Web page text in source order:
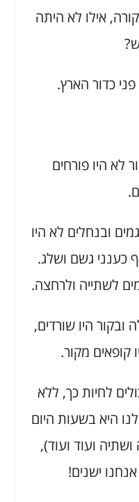
אילו לא היתה
כדור הארץ.
לא היו פורחים
ובנחלים לא היו
כענני גשם ושלג.
לשתייה ולרחצה.
ובקור היו שורדים,
קופאים מקור.
לחיות כך, ללא
היא בשעות היום
ועוד ועוד),
ישנים!